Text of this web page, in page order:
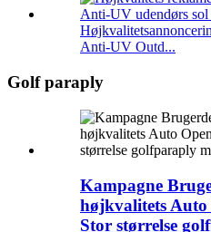
Anti-UV Outd...
Golf paraply
Kampagne
højkvalitets
Stor størrelse